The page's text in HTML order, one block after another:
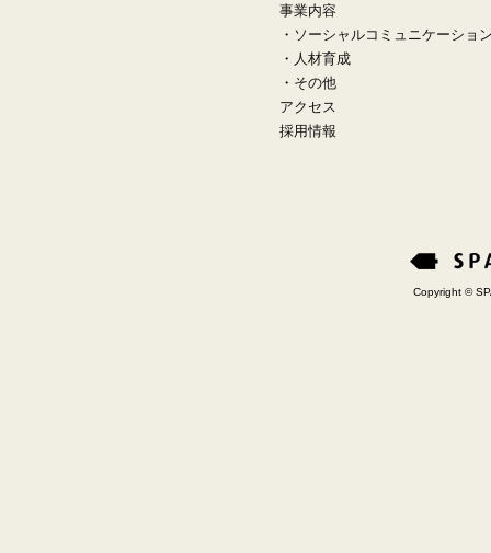
事業内容
・ ソーシャルコミュニケーショ
・ 人材育成
・ その他
アクセス
採用情報
Copyright ©